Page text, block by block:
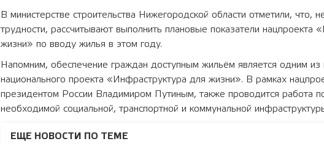
В министерстве строительства Нижегородской области отметили, что,
трудности, рассчитывают выполнить плановые показатели нацпроекта
жизни» по вводу жилья в этом году.
Напомним, обеспечение граждан доступным жильём является одним из
национального проекта «Инфраструктура для жизни». В рамках
президентом России Владимиром Путиным, также проводится работа
необходимой социальной, транспортной и коммунальной
ЕЩЕ НОВОСТИ ПО ТЕМЕ